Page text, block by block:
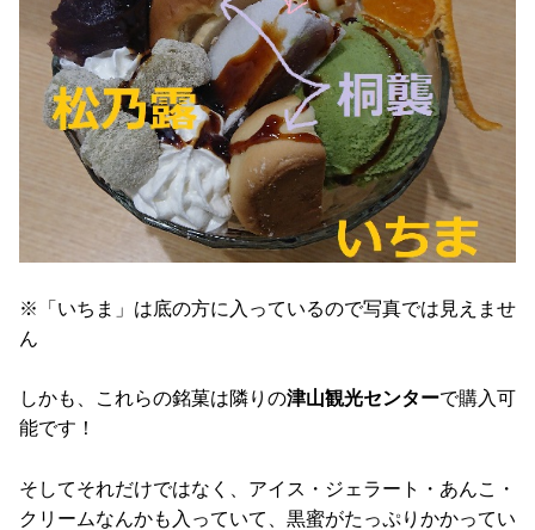
※「いちま」は底の方に入っているので写真では見えませ
ん
しかも、これらの銘菓は隣りの津山観光センターで購入可
能です！
そしてそれだけではなく、アイス・ジェラート・あんこ・
クリームなんかも入っていて、黒蜜がたっぷりかかってい